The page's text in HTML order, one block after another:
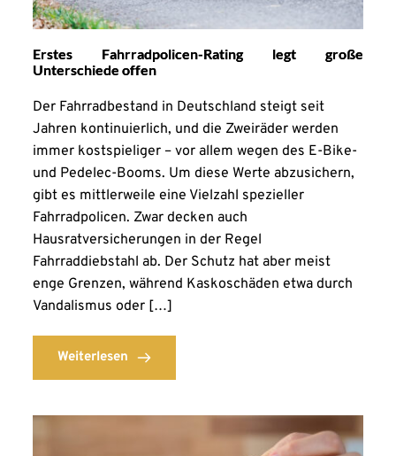
Erstes Fahrradpolicen-Rating legt große
Unterschiede offen
Der Fahrradbestand in Deutschland steigt seit
Jahren kontinuierlich, und die Zweiräder werden
immer kostspieliger – vor allem wegen des E-Bike-
und Pedelec-Booms. Um diese Werte abzusichern,
gibt es mittlerweile eine Vielzahl spezieller
Fahrradpolicen. Zwar decken auch
Hausratversicherungen in der Regel
Fahrraddiebstahl ab. Der Schutz hat aber meist
enge Grenzen, während Kaskoschäden etwa durch
Vandalismus oder […]
Weiterlesen